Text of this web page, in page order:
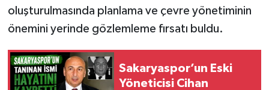
oluşturulmasında planlama ve çevre yönetiminin
önemini yerinde gözlemleme fırsatı buldu.
Sakaryaspor’un Eski
Yöneticisi Cihan